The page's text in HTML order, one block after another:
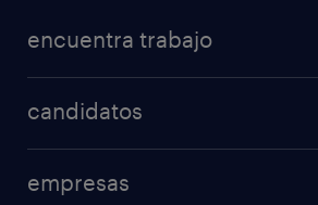
encuentra trabajo
candidatos
empresas